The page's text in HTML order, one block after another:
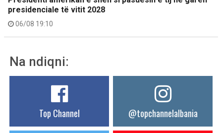
presidenciale të vitit 2028
06/08 19:10
Na ndiqni:
Top Channel @topchannelalbania